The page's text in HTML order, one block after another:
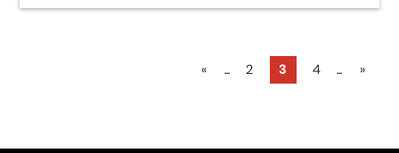
« ... 2 3 4 ... »